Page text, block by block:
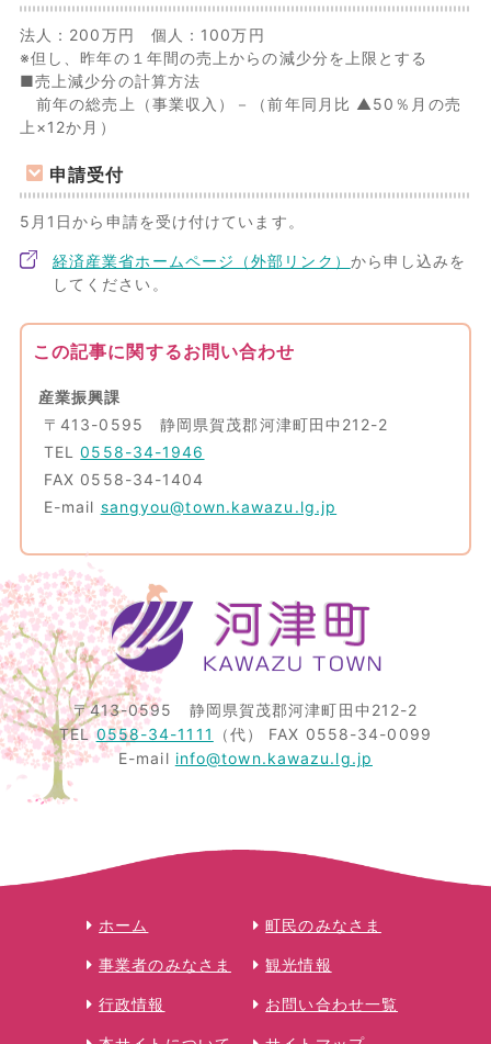
法人：200万円 個人：100万円
※但し、昨年の１年間の売上からの減少分を上限とする
■売上減少分の計算方法
前年の総売上（事業収入）－（前年同月比 ▲50％月の売
上×12か月）
申請受付
5月1日から申請を受け付けています。
経済産業省ホームページ（外部リンク） から申し込みを
してください。
この記事に関するお問い合わせ
産業振興課
〒413-0595 静岡県賀茂郡河津町田中212-2
TEL0558-34-1946
FAX 0558-34-1404
E-mail sangyou@town.kawazu.lg.jp
〒413-0595 静岡県賀茂郡河津町田中212-2
TEL0558-34-1111 （代） FAX 0558-34-0099
E-mail info@town.kawazu.lg.jp
ホーム 町民のみなさま
事業者のみなさま 観光情報
行政情報 お問い合わせ一覧